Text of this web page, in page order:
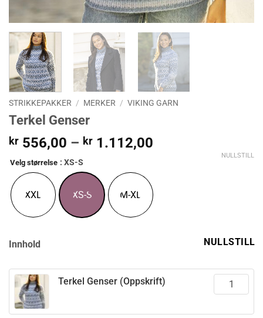
STRIKKEPAKKER / MERKER / VIKING GARN
Terkel Genser
kr 556,00 – kr 1.112,00
Velg størrelse : XS-S
XXL XS-S M-XL
NULLSTILL
Innhold NULLSTILL
Terkel Genser (Oppskrift)